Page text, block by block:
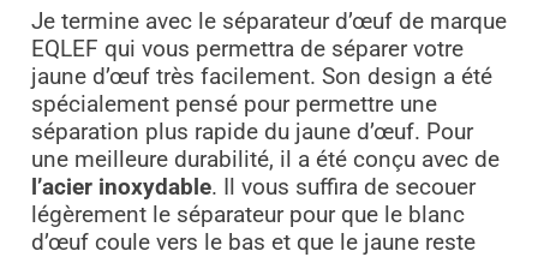
Je termine avec le séparateur d’œuf de marque
EQLEF qui vous permettra de séparer votre
jaune d’œuf très facilement. Son design a été
spécialement pensé pour permettre une
séparation plus rapide du jaune d’œuf. Pour
une meilleure durabilité, il a été conçu avec de
l’acier inoxydable. Il vous suffira de secouer
légèrement le séparateur pour que le blanc
d’œuf coule vers le bas et que le jaune reste